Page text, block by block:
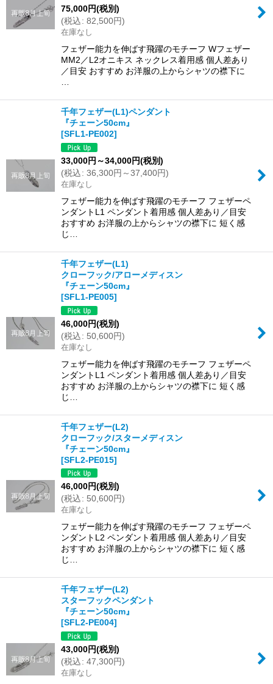
75,000円(税別)
(税込: 82,500円)
在庫なし
フェザー能力を伸ばす飛躍のモチーフ Wフェザー
MM2／L2オニキス ネックレス着用感 個人差あり
／目安 おすすめ お洋服の上からシャツの襟下に
千年フェザー(L1)ペンダント
『チェーン50cm』
[SFL1-PE002]
33,000円 ～34,000円(税別)
(税込: 36,300円 ～37,400円)
在庫なし
フェザー能力を伸ばす飛躍のモチーフ フェザーペ
ンダントL1 ペンダント着用感 個人差あり／目安
おすすめ お洋服の上からシャツの襟下に 短く感
じ…
千年フェザー(L1)
クローフック/アローメディスン
『チェーン50cm』
[SFL1-PE005]
46,000円(税別)
(税込: 50,600円)
在庫なし
フェザー能力を伸ばす飛躍のモチーフ フェザーペ
ンダントL1 ペンダント着用感 個人差あり／目安
おすすめ お洋服の上からシャツの襟下に 短く感
じ…
千年フェザー(L2)
クローフック/スターメディスン
『チェーン50cm』
[SFL2-PE015]
46,000円(税別)
(税込: 50,600円)
在庫なし
フェザー能力を伸ばす飛躍のモチーフ フェザーペ
ンダントL2 ペンダント着用感 個人差あり／目安
おすすめ お洋服の上からシャツの襟下に 短く感
じ…
千年フェザー(L2)
スターフックペンダント
『チェーン50cm』
[SFL2-PE004]
43,000円(税別)
(税込: 47,300円)
在庫なし